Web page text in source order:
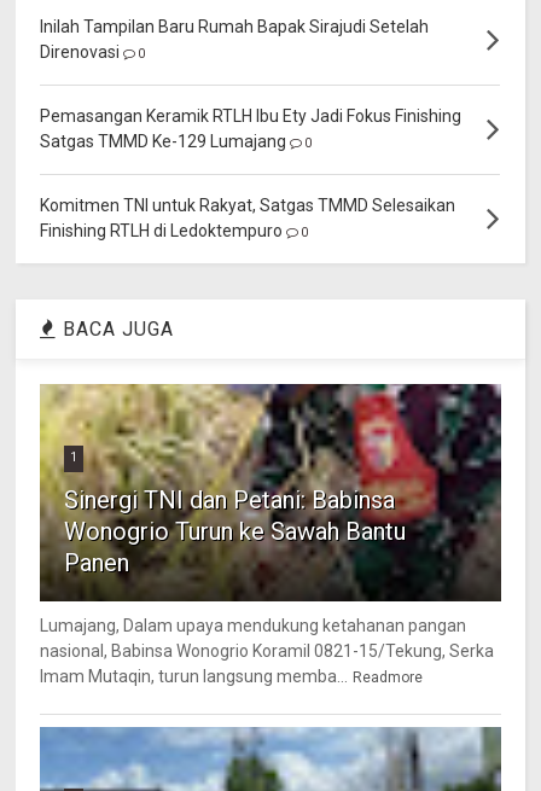
Inilah Tampilan Baru Rumah Bapak Sirajudi Setelah
Direnovasi
0
Pemasangan Keramik RTLH Ibu Ety Jadi Fokus Finishing
Satgas TMMD Ke-129 Lumajang
0
Komitmen TNI untuk Rakyat, Satgas TMMD Selesaikan
Finishing RTLH di Ledoktempuro
0
BACA JUGA
1
Sinergi TNI dan Petani: Babinsa
Wonogrio Turun ke Sawah Bantu
Panen
Lumajang, Dalam upaya mendukung ketahanan pangan
nasional, Babinsa Wonogrio Koramil 0821-15/Tekung, Serka
Imam Mutaqin, turun langsung memba...
Readmore